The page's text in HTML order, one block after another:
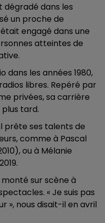
dégradé dans les
un proche de
engagé dans une
atteintes de
dans les années 1980,
libres. Repéré par
privées, sa carrière
tard.
prête ses talents de
comme à Pascal
ou à Mélanie
sur scène à
« Je suis pas
», nous disait-il en avril